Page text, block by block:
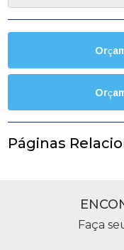
Páginas
Faça